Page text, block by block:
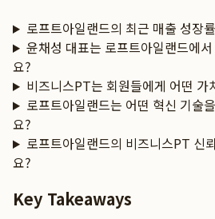
로프트아일랜드의 최근 매출 성장
윤채성 대표는 로프트아일랜드에
요?
비즈니스PT는 회원들에게 어떤 가
로프트아일랜드는 어떤 혁신 기술
요?
로프트아일랜드의 비즈니스PT 신
요?
Key Takeaways